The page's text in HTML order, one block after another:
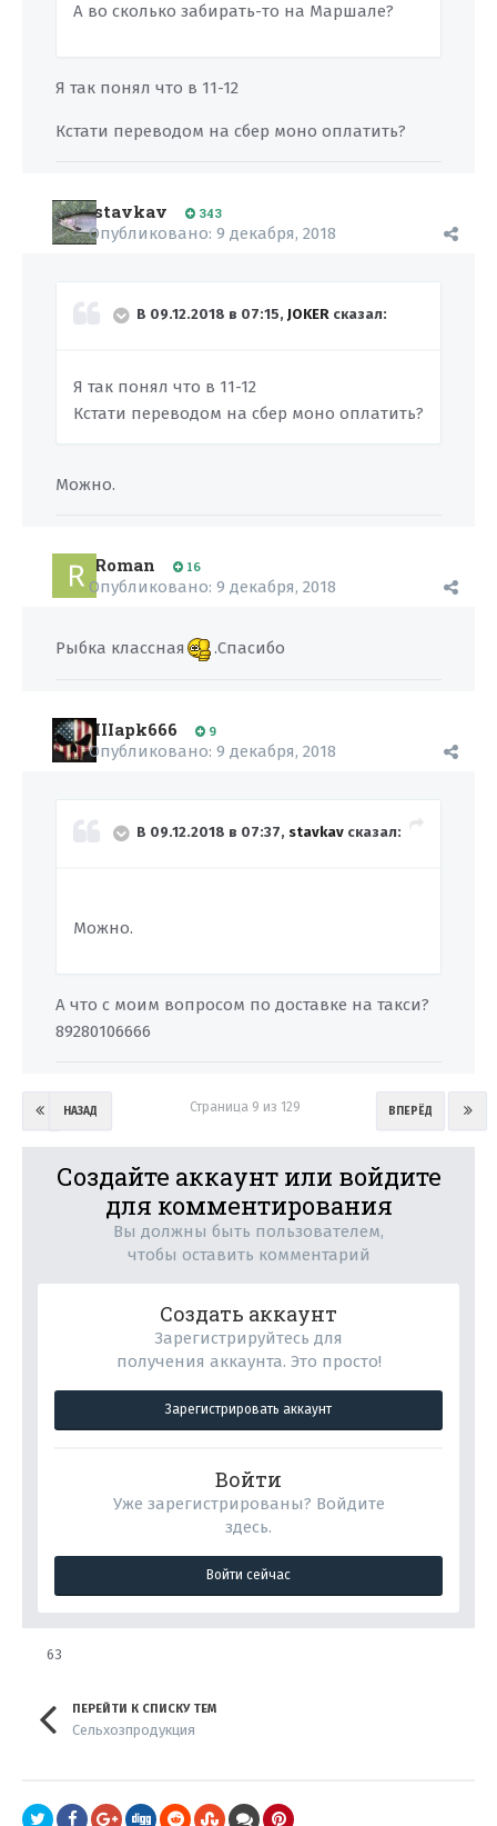
А во сколько забирать-то на Маршале?
Я так понял что в 11-12
Кстати переводом на сбер моно оплатить?
stavkav 343
Опубликовано: 9 декабря, 2018
В 09.12.2018 в 07:15, JOKER сказал:
Я так понял что в 11-12
Кстати переводом на сбер моно оплатить?
Можно.
Roman 16
Опубликовано: 9 декабря, 2018
Рыбка классная .Спасибо
IIIapk666 9
Опубликовано: 9 декабря, 2018
В 09.12.2018 в 07:37, stavkav сказал:
Можно.
А что с моим вопросом по доставке на такси?
89280106666
НАЗАД ВПЕРЁД
Страница 9 из 129
Создайте аккаунт или войдите
для комментирования
Вы должны быть пользователем,
чтобы оставить комментарий
Создать аккаунт
Зарегистрируйтесь для
получения аккаунта. Это просто!
Зарегистрировать аккаунт
Войти
Уже зарегистрированы? Войдите
здесь.
Войти сейчас
63
ПЕРЕЙТИ К СПИСКУ ТЕМ
Сельхозпродукция